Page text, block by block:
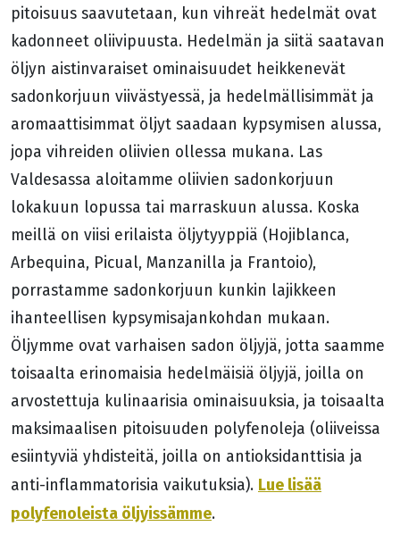
pitoisuus saavutetaan, kun vihreät hedelmät ovat
kadonneet oliivipuusta. Hedelmän ja siitä saatavan
öljyn aistinvaraiset ominaisuudet heikkenevät
sadonkorjuun viivästyessä, ja hedelmällisimmät ja
aromaattisimmat öljyt saadaan kypsymisen alussa,
jopa vihreiden oliivien ollessa mukana. Las
Valdesassa aloitamme oliivien sadonkorjuun
lokakuun lopussa tai marraskuun alussa. Koska
meillä on viisi erilaista öljytyyppiä (Hojiblanca,
Arbequina, Picual, Manzanilla ja Frantoio),
porrastamme sadonkorjuun kunkin lajikkeen
ihanteellisen kypsymisajankohdan mukaan.
Öljymme ovat varhaisen sadon öljyjä, jotta saamme
toisaalta erinomaisia hedelmäisiä öljyjä, joilla on
arvostettuja kulinaarisia ominaisuuksia, ja toisaalta
maksimaalisen pitoisuuden polyfenoleja (oliiveissa
esiintyviä yhdisteitä, joilla on antioksidanttisia ja
anti-inflammatorisia vaikutuksia). Lue lisää
polyfenoleista öljyissämme.